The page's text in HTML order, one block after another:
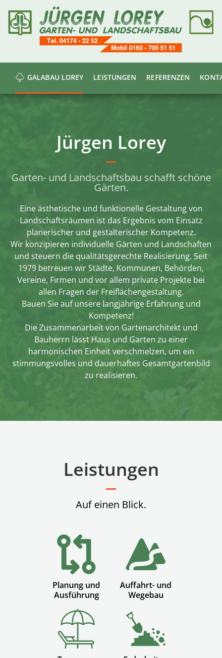
GALABAU LOREY LEISTUNGEN REFERENZEN
Jürgen Lorey
Garten- und Landschaftsbau schafft schöne
Gärten.
Eine ästhetische und funktionelle Gestaltung von
Landschaftsräumen ist das Ergebnis vom Einsatz
planerischer und gestalterischer Kompetenz.
Wir konzipieren individuelle Gärten und Landschaften
und steuern die qualitätsgerechte Realisierung. Seit
1979 betreuen wir Städte, Kommunen, Behörden,
Vereine, Firmen und vor allem private Projekte bei
allen Fragen der Freiflächengestaltung.
Bauen Sie auf unsere langjährige Erfahrung und
Kompetenz!
Die Zusammenarbeit von Gartenarchitekt und
Bauherrn lässt Haus und Garten zu einer
harmonischen Einheit verschmelzen, um ein
stimmungsvolles und dauerhaftes Gesamtgartenbild
zu realisieren.
Leistungen
Auf einen Blick.
Planung und
Ausführung
Auffahrt- und
Wegebau